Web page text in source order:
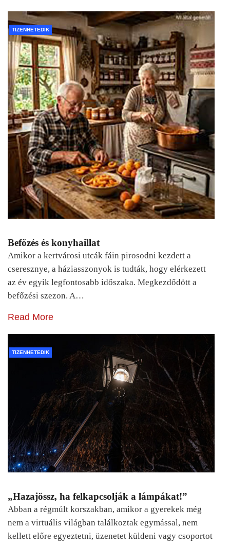
TIZENHETEDIK
Befőzés és konyhaillat
Amikor a kertvárosi utcák fáin pirosodni kezdett a
cseresznye, a háziasszonyok is tudták, hogy elérkezett
az év egyik legfontosabb időszaka. Megkezdődött a
befőzési szezon. A…
Read More
TIZENHETEDIK
„Hazajössz, ha felkapcsolják a lámpákat!”
Abban a régmúlt korszakban, amikor a gyerekek még
nem a virtuális világban találkoztak egymással, nem
kellett előre egyeztetni, üzenetet küldeni vagy csoportot